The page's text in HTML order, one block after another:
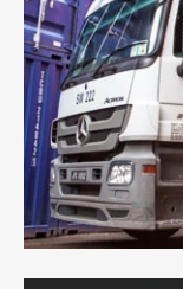
- Контейнерные
безопасно.
- Наша
организовать
стандартных
шаландах и
используя